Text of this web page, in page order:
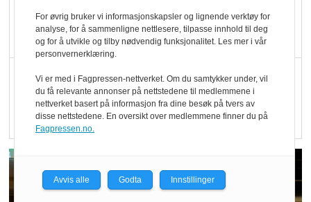
Kolonihagen sliter
med å få tak i nok melk
Rapport: Økokundene
er klare! Er markedet
det?
For øvrig bruker vi informasjonskapsler og lignende verktøy for
analyse, for å sammenligne nettlesere, tilpasse innhold til deg
og for å utvikle og tilby nødvendig funksjonalitet. Les mer i vår
personvernerklæring.
Vi er med i Fagpressen-nettverket. Om du samtykker under, vil
du få relevante annonser på nettstedene til medlemmene i
nettverket basert på informasjon fra dine besøk på tvers av
disse nettstedene. En oversikt over medlemmene finner du på
Fagpressen.no.
Avvis alle Godta Innstillinger